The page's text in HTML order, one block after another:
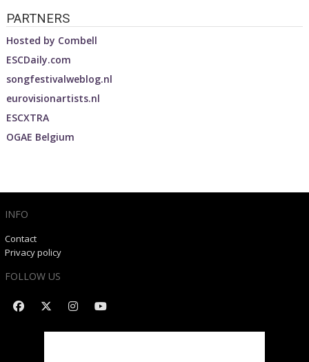
PARTNERS
Hosted by Combell
ESCDaily.com
songfestivalweblog.nl
eurovisionartists.nl
ESCXTRA
OGAE Belgium
INFO
Contact
Privacy policy
FOLLOW US